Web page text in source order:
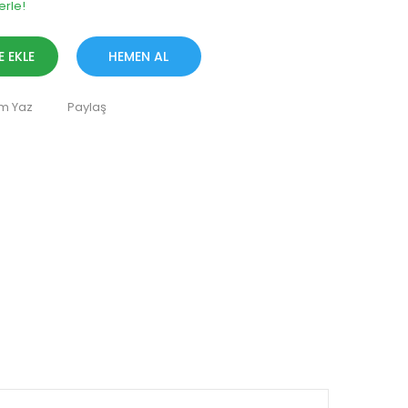
EKLE HEMEN AL
Yaz Paylaş